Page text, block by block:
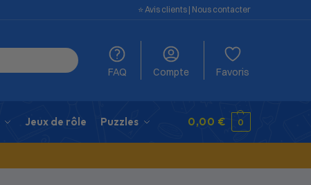
⭐️ Avis clients | Nous contacter
FAQ Compte Favoris
Jeux de rôle Puzzles 0,00 € 0